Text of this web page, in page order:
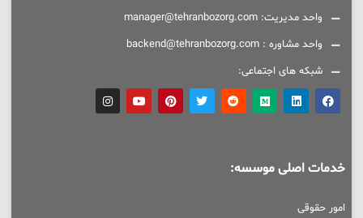
واحد مدیریت: manager@tehranbozorg.com
واحد مشاوره : backend@tehranbozorg.com
شبکه های اجتماعی:
خدمات اصلی موسسه:
امور حقوقی